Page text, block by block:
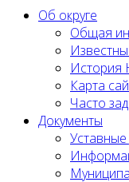
Об округе
Общая
История
Карта
Часто
Документы